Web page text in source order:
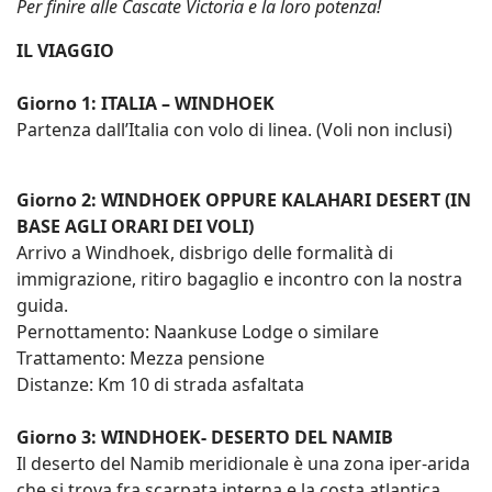
Per finire alle Cascate Victoria e la loro potenza!
IL VIAGGIO
Giorno 1: ITALIA – WINDHOEK
Partenza dall’Italia con volo di linea. (Voli non inclusi)
Giorno 2: WINDHOEK OPPURE KALAHARI DESERT (IN
BASE AGLI ORARI DEI VOLI)
Arrivo a Windhoek, disbrigo delle formalità di
immigrazione, ritiro bagaglio e incontro con la nostra
guida.
Pernottamento: Naankuse Lodge o similare
Trattamento: Mezza pensione
Distanze: Km 10 di strada asfaltata
Giorno 3: WINDHOEK- DESERTO DEL NAMIB
Il deserto del Namib meridionale è una zona iper-arida